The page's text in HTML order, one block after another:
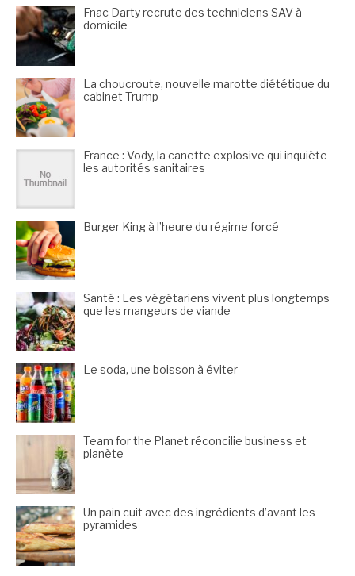
Fnac Darty recrute des techniciens SAV à
domicile
La choucroute, nouvelle marotte diététique du
cabinet Trump
France : Vody, la canette explosive qui inquiète
les autorités sanitaires
Burger King à l’heure du régime forcé
Santé : Les végétariens vivent plus longtemps
que les mangeurs de viande
Le soda, une boisson à éviter
Team for the Planet réconcilie business et
planète
Un pain cuit avec des ingrédients d’avant les
pyramides